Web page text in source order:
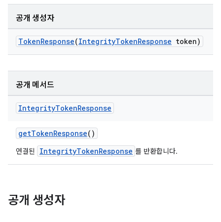
공개 생성자
TokenResponse(IntegrityTokenResponse token)
공개 메서드
IntegrityTokenResponse
getTokenResponse()
연결된 IntegrityTokenResponse 를 반환합니다.
공개 생성자